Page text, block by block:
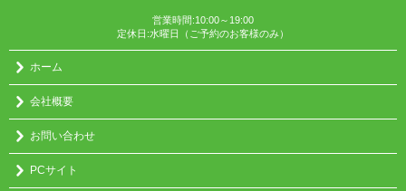
営業時間:10:00～19:00
定休日:水曜日（ご予約のお客様のみ）
ホーム
会社概要
お問い合わせ
PCサイト